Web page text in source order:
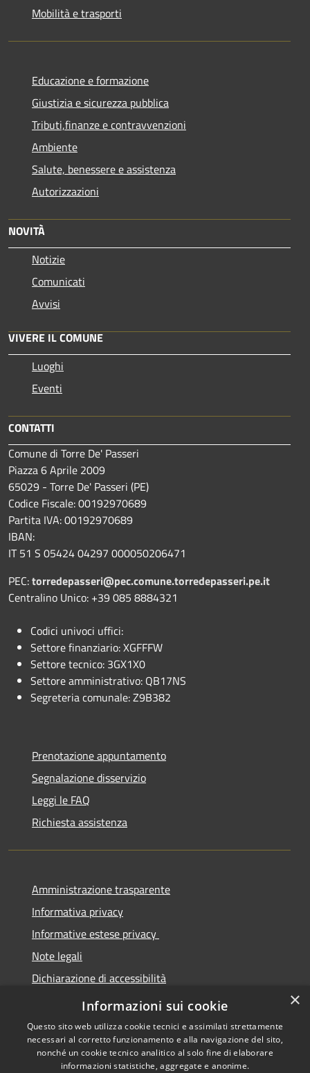
Mobilità e trasporti
Educazione e formazione
Giustizia e sicurezza pubblica
Tributi,finanze e contravvenzioni
Ambiente
Salute, benessere e assistenza
Autorizzazioni
NOVITÀ
Notizie
Comunicati
Avvisi
VIVERE IL COMUNE
Luoghi
Eventi
CONTATTI
Comune di Torre De' Passeri
Piazza 6 Aprile 2009
65029 - Torre De' Passeri (PE)
Codice Fiscale: 00192970689
Partita IVA: 00192970689
IBAN:
IT 51 S 05424 04297 000050206471
PEC:torredepasseri@pec.comune.torredepasseri.pe.it
Centralino Unico: +39 085 8884321
Codici univoci uffici:
Settore finanziario: XGFFFW
Settore tecnico: 3GX1X0
Settore amministrativo: QB17NS
Segreteria comunale: Z9B382
Prenotazione appuntamento
Segnalazione disservizio
Leggi le FAQ
Richiesta assistenza
Amministrazione trasparente
Informativa privacy
Informative estese privacy
Note legali
Dichiarazione di accessibilità
Obbiettivi di Accessibilità
Copyright © 2026 • Comune di
×
Informazioni sui cookie
Questo sito web utilizza cookie tecnici e assimilati strettamente
necessari al corretto funzionamento e alla navigazione del sito,
nonché un cookie tecnico analitico al solo fine di elaborare
informazioni statistiche, aggregate e anonime.